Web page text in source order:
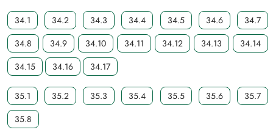
34.1 34.2 34.3 34.4 34.5 34.6
34.7
34.8
34.9 34.10 34.11 34.12 34.13
34.14
34.15
34.16 34.17
35.1 35.2 35.3 35.4 35.5 35.6
35.7
35.8